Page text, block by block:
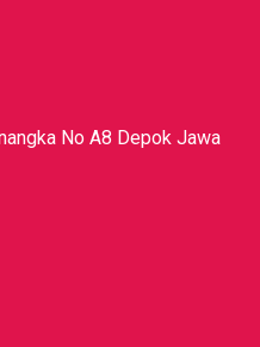
No A8 Depok Jawa